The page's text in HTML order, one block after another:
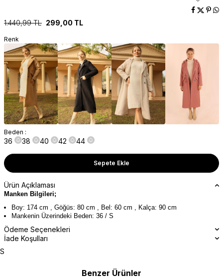
1.440,99TL 299,00 TL
Renk
Beden :
36 38 40 42 44
Sepete Ekle
Ürün Açıklaması
Manken Bilgileri;
Boy: 174 cm , Göğüs: 80 cm , Bel: 60 cm , Kalça: 90 cm
Mankenin Üzerindeki Beden: 36 / S
Ödeme Seçenekleri
İade Koşulları
S
Benzer Ürünler